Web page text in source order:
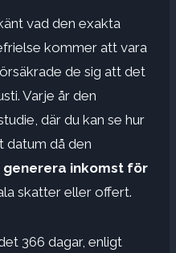
vad den exakta
kommer att vara
de sig att det
Varje år den
där du kan se hur
då den
generera inkomst för
skatter eller offert.
366 dagar, enligt